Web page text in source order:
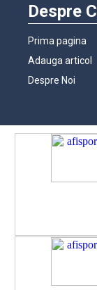
Despre
Prima pagina
Adauga articol
Despre Noi